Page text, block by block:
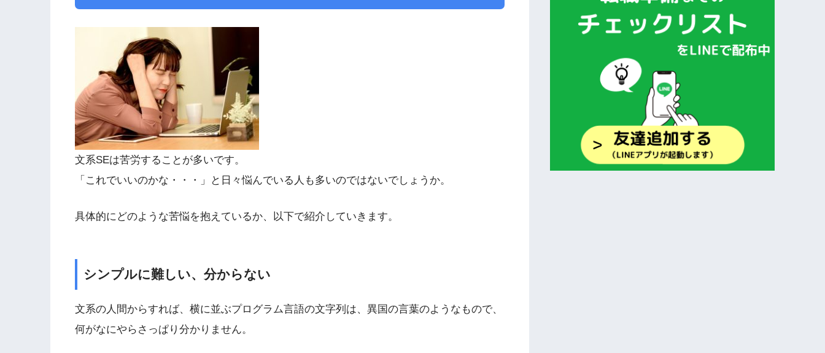
文系SEは苦労することが多いです。
「これでいいのかな・・・」と日々悩んでいる人も多いのではないでしょうか。
具体的にどのような苦悩を抱えているか、以下で紹介していきます。
シンプルに難しい、分からない
文系の人間からすれば、横に並ぶプログラム言語の文字列は、異国の言葉のようなもので、
何がなにやらさっぱり分かりません。